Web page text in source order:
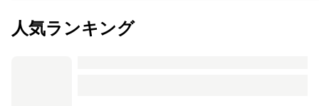
人気ランキング